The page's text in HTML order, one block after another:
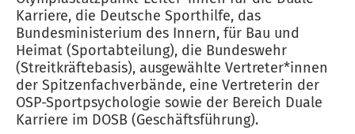
Karriere, die Deutsche Sporthilfe, das
Bundesministerium des Innern, für Bau und
Heimat (Sportabteilung), die Bundeswehr
(Streitkräftebasis), ausgewählte Vertreter*innen
der Spitzenfachverbände, eine Vertreterin der
OSP-Sportpsychologie sowie der Bereich Duale
Karriere im DOSB (Geschäftsführung).